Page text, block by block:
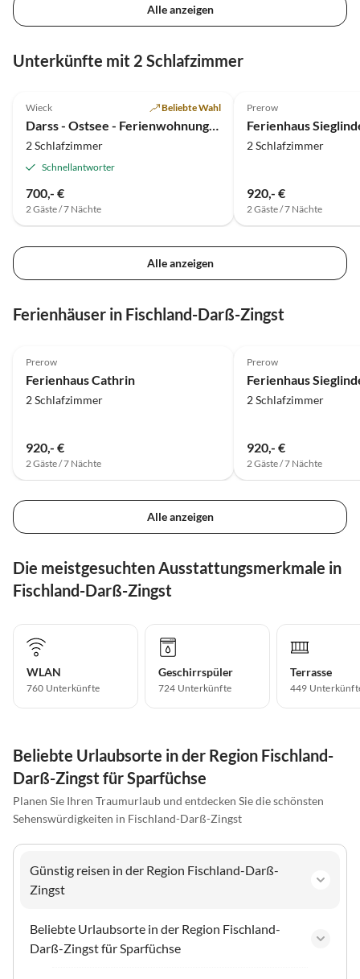
Alle anzeigen
Unterkünfte mit 2 Schlafzimmer
Wieck Beliebte Wahl
Darss - Ostsee - Ferienwohnung in Wieck
2 Schlafzimmer
Schnellantworter
700,- €
2 Gäste / 7 Nächte
Prerow
Ferienhaus
2 Schlafzimmer
920,- €
2 Gäste / 7 Nächte
Alle anzeigen
Ferienhäuser in Fischland-Darß-Zingst
Prerow
Ferienhaus Cathrin
2 Schlafzimmer
920,- €
2 Gäste / 7 Nächte
Prerow
Ferienhaus
2 Schlafzimmer
920,- €
2 Gäste / 7 Nächte
Alle anzeigen
Die meistgesuchten Ausstattungsmerkmale in
Fischland-Darß-Zingst
WLAN
760 Unterkünfte
Geschirrspüler
724 Unterkünfte
Terrasse
449
Beliebte Urlaubsorte in der Region Fischland-
Darß-Zingst für Sparfüchse
Planen Sie Ihren Traumurlaub und entdecken Sie die schönsten
Sehenswürdigkeiten in Fischland-Darß-Zingst
Günstig reisen in der Region Fischland-Darß-
Zingst
Beliebte Urlaubsorte in der Region Fischland-
Darß-Zingst für Sparfüchse